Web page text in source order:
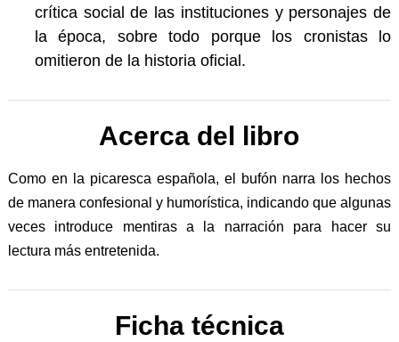
crítica social de las instituciones y personajes de
la época, sobre todo porque los cronistas lo
omitieron de la historia oficial.
Acerca del libro
Como en la picaresca española, el bufón narra los hechos
de manera confesional y humorística, indicando que algunas
veces introduce mentiras a la narración para hacer su
lectura más entretenida.
Ficha técnica